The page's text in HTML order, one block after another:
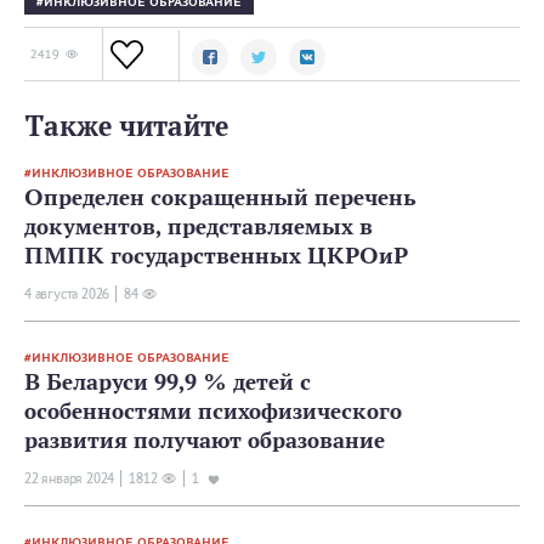
2419
Также читайте
ИНКЛЮЗИВНОЕ ОБРАЗОВАНИЕ
Определен сокращенный перечень
документов, представляемых в
ПМПК государственных ЦКРОиР
4 августа 2026 84
ИНКЛЮЗИВНОЕ ОБРАЗОВАНИЕ
В Беларуси 99,9 % детей с
особенностями психофизического
развития получают образование
22 января 2024 1812 1